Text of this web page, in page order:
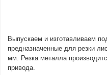
Выпускаем и изготавливаем
предназначенные для резки
мм. Резка металла
привода.